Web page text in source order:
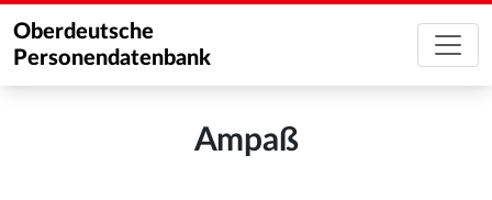
Oberdeutsche
Personendatenbank
Ampaß